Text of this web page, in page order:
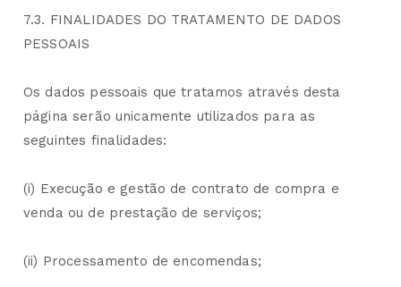
7.3. FINALIDADES DO TRATAMENTO DE DADOS
PESSOAIS
Os dados pessoais que tratamos através desta
página serão unicamente utilizados para as
seguintes finalidades:
(i) Execução e gestão de contrato de compra e
venda ou de prestação de serviços;
(ii) Processamento de encomendas;